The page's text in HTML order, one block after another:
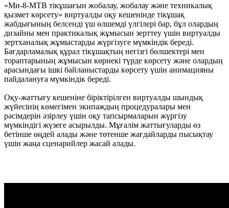
«Ми-8-МТВ тікұшағын жобалау, жобалау және техникалық
қызмет көрсету» виртуалды оқу кешенінде тікұшақ
жабдығының белсенді үш өлшемді үлгілері бар, бұл олардың
дизайны мен практикалық жұмысын зерттеу үшін виртуалды
зертханалық жұмыстарды жүргізуге мүмкіндік береді.
Бағдарламалық құрал тікұшақтың негізгі бөлшектері мен
тораптарының жұмысын көрнекі түрде көрсету және олардың
арасындағы ішкі байланыстарды көрсету үшін анимацияны
пайдалануға мүмкіндік береді.
Оқу-жаттығу кешеніне біріктірілген виртуалды шындық
жүйесінің көмегімен экипаждың процедуралары мен
рәсімдерін әзірлеу үшін оқу тапсырмаларын жүргізу
мүмкіндігі жүзеге асырылды. Мұғалім жаттығуларды өз
бетінше өңдей алады және төтенше жағдайларды пысықтау
үшін жаңа сценарийлер жасай алады.